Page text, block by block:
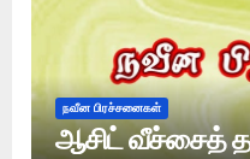
நவீன பிரச்சனைகள்
ஆசிட் வீச்சைத்